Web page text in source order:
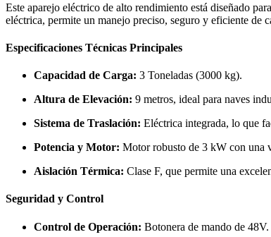
Este aparejo eléctrico de alto rendimiento está diseñado
eléctrica, permite un manejo preciso, seguro y eficiente de
Especificaciones Técnicas Principales
Capacidad de Carga: 3 Toneladas (3000 kg).
Altura de Elevación: 9 metros, ideal para naves
Sistema de Traslación: Eléctrica integrada, lo que
Potencia y Motor: Motor robusto de 3 kW con una
Aislación Térmica: Clase F, que permite una
Seguridad y Control
Control de Operación: Botonera de mando de